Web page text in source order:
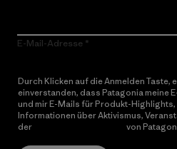
E-Mail-Adresse
Durch Klicken auf die Anmelden Taste,
einverstanden, dass Patagonia meine
und mir E-Mails für Produkt-
Informationen über Aktivismus,
der
von